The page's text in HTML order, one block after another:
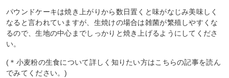
パウンドケーキは焼き上がりから数日置くと味がなじみ美味しく
なると言われていますが、生焼けの場合は雑菌が繁殖しやすくな
るので、生地の中心までしっかりと焼き上げるようにしてくださ
い。
(＊小麦粉の生食について詳しく知りたい方はこちらの記事を読ん
でみてください。)